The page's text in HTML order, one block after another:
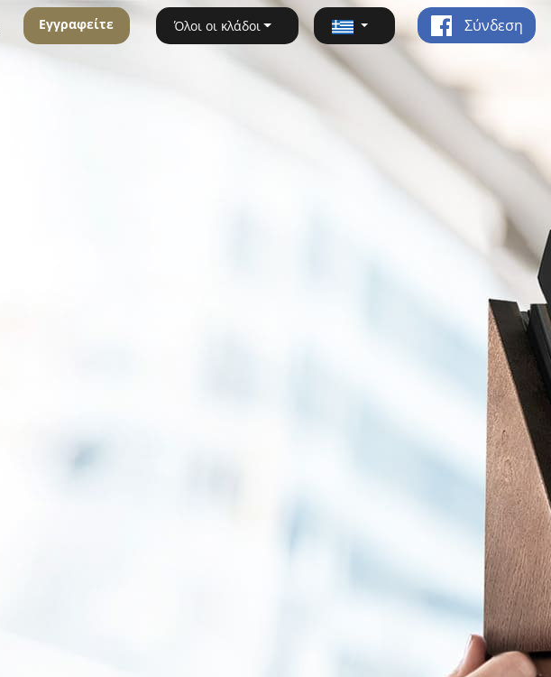
Εγγραφείτε Όλοι οι κλάδοι Σύνδεση